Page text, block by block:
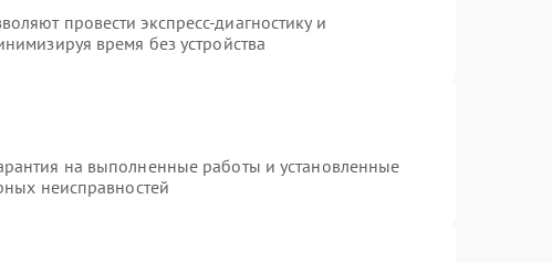
провести экспресс-диагностику и
время без устройства
на выполненные работы и установленные
неисправностей